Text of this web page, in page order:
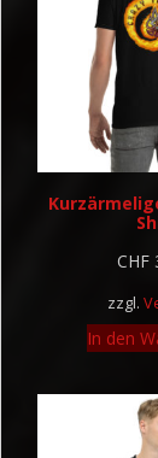
CHF
zzgl.
In den